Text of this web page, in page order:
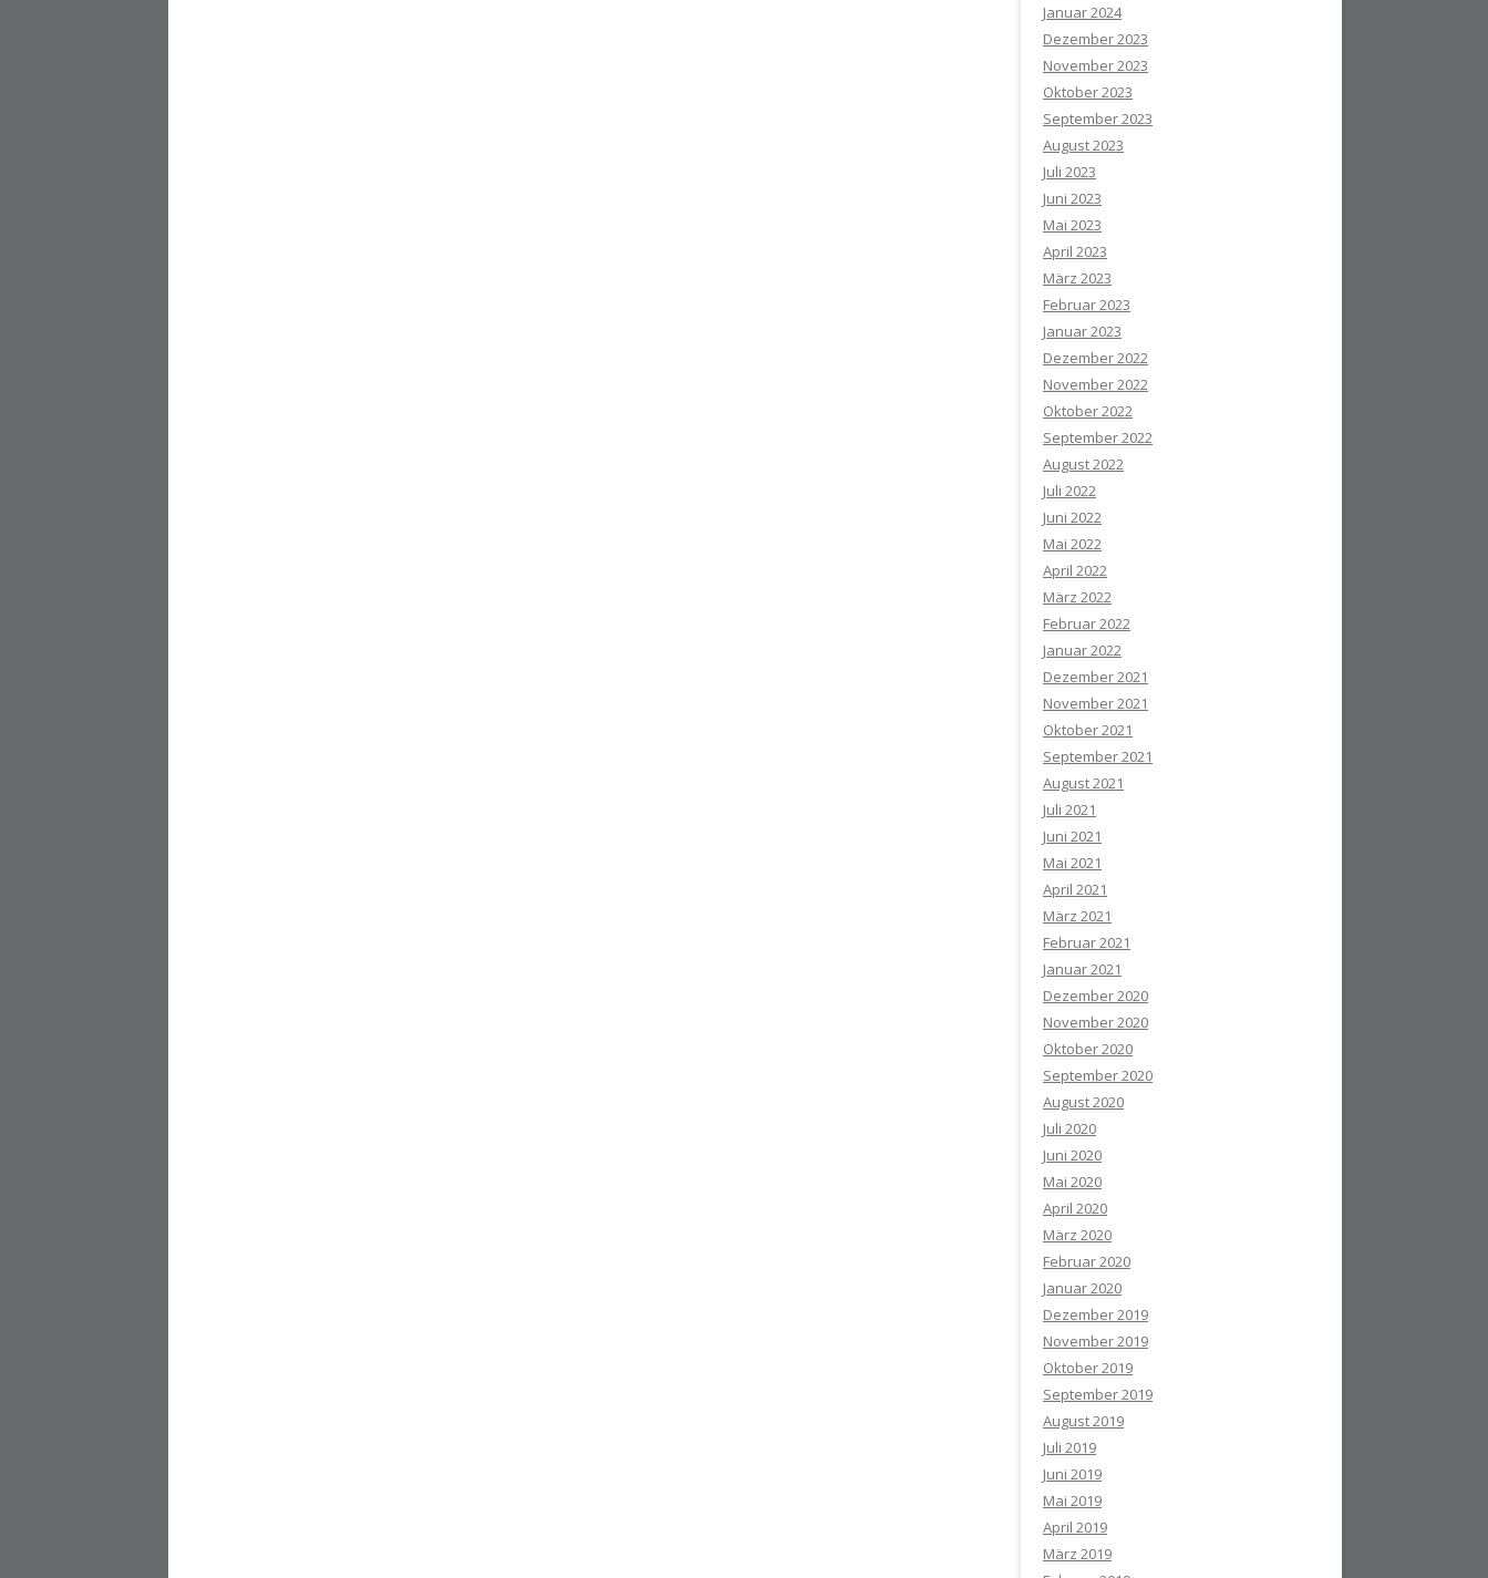
Januar 2024
Dezember 2023
November 2023
Oktober 2023
September 2023
August 2023
Juli 2023
Juni 2023
Mai 2023
April 2023
März 2023
Februar 2023
Januar 2023
Dezember 2022
November 2022
Oktober 2022
September 2022
August 2022
Juli 2022
Juni 2022
Mai 2022
April 2022
März 2022
Februar 2022
Januar 2022
Dezember 2021
November 2021
Oktober 2021
September 2021
August 2021
Juli 2021
Juni 2021
Mai 2021
April 2021
März 2021
Februar 2021
Januar 2021
Dezember 2020
November 2020
Oktober 2020
September 2020
August 2020
Juli 2020
Juni 2020
Mai 2020
April 2020
März 2020
Februar 2020
Januar 2020
Dezember 2019
November 2019
Oktober 2019
September 2019
August 2019
Juli 2019
Juni 2019
Mai 2019
April 2019
März 2019